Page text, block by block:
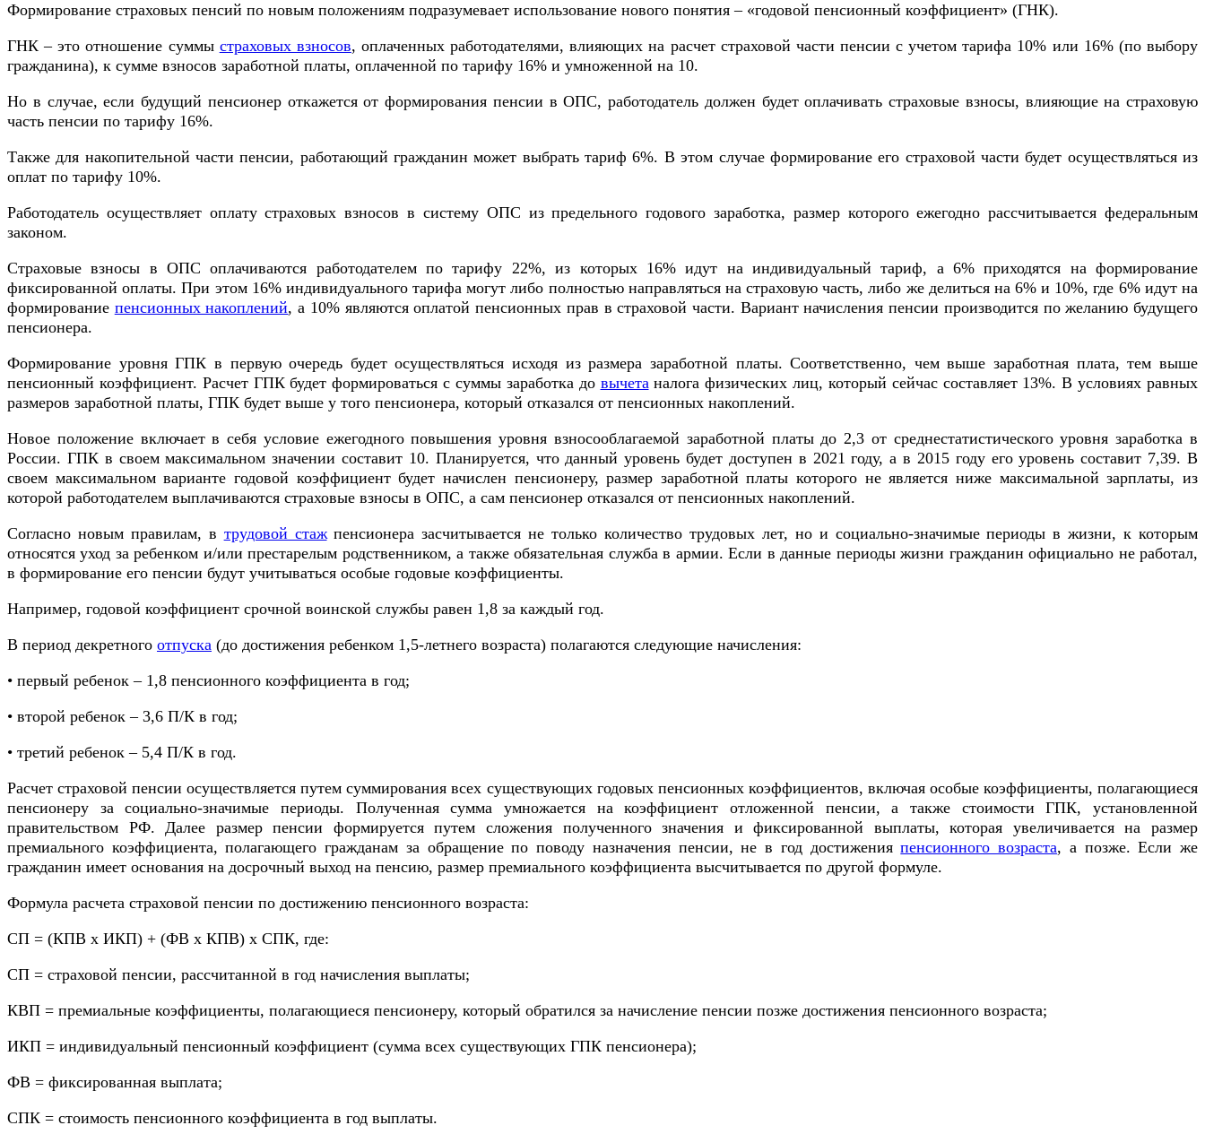
Формирование страховых пенсий по новым положениям подразумевает использование нового понятия – «годовой пенсионный коэффициент» (ГНК).
ГНК – это отношение суммы страховых взносов, оплаченных работодателями, влияющих на расчет страховой части пенсии с учетом тарифа 10% или 16% (по выбору
гражданина), к сумме взносов заработной платы, оплаченной по тарифу 16% и умноженной на 10.
Но в случае, если будущий пенсионер откажется от формирования пенсии в ОПС, работодатель должен будет оплачивать страховые взносы, влияющие на страховую
часть пенсии по тарифу 16%.
Также для накопительной части пенсии, работающий гражданин может выбрать тариф 6%. В этом случае формирование его страховой части будет осуществляться из
оплат по тарифу 10%.
Работодатель осуществляет оплату страховых взносов в систему ОПС из предельного годового заработка, размер которого ежегодно рассчитывается федеральным
законом.
Страховые взносы в ОПС оплачиваются работодателем по тарифу 22%, из которых 16% идут на индивидуальный тариф, а 6% приходятся на формирование
фиксированной оплаты. При этом 16% индивидуального тарифа могут либо полностью направляться на страховую часть, либо же делиться на 6% и 10%, где 6% идут на
формирование пенсионных накоплений, а 10% являются оплатой пенсионных прав в страховой части. Вариант начисления пенсии производится по желанию будущего
пенсионера.
Формирование уровня ГПК в первую очередь будет осуществляться исходя из размера заработной платы. Соответственно, чем выше заработная плата, тем выше
пенсионный коэффициент. Расчет ГПК будет формироваться с суммы заработка до вычетаналога физических лиц, который сейчас составляет 13%. В условиях равных
размеров заработной платы, ГПК будет выше у того пенсионера, который отказался от пенсионных накоплений.
Новое положение включает в себя условие ежегодного повышения уровня взносооблагаемой заработной платы до 2,3 от среднестатистического уровня заработка в
России. ГПК в своем максимальном значении составит 10. Планируется, что данный уровень будет доступен в 2021 году, а в 2015 году его уровень составит 7,39. В
своем максимальном варианте годовой коэффициент будет начислен пенсионеру, размер заработной платы которого не является ниже максимальной зарплаты, из
которой работодателем выплачиваются страховые взносы в ОПС, а сам пенсионер отказался от пенсионных накоплений.
Согласно новым правилам, в трудовой стажпенсионера засчитывается не только количество трудовых лет, но и социально-значимые периоды в жизни, к которым
относятся уход за ребенком и/или престарелым родственником, а также обязательная служба в армии. Если в данные периоды жизни гражданин официально не работал,
в формирование его пенсии будут учитываться особые годовые коэффициенты.
Например, годовой коэффициент срочной воинской службы равен 1,8 за каждый год.
В период декретного отпуска (до достижения ребенком 1,5-летнего возраста) полагаются следующие начисления:
• первый ребенок – 1,8 пенсионного коэффициента в год;
• второй ребенок – 3,6 П/К в год;
• третий ребенок – 5,4 П/К в год.
Расчет страховой пенсии осуществляется путем суммирования всех существующих годовых пенсионных коэффициентов, включая особые коэффициенты, полагающиеся
пенсионеру за социально-значимые периоды. Полученная сумма умножается на коэффициент отложенной пенсии, а также стоимости ГПК, установленной
правительством РФ. Далее размер пенсии формируется путем сложения полученного значения и фиксированной выплаты, которая увеличивается на размер
премиального коэффициента, полагающего гражданам за обращение по поводу назначения пенсии, не в год достиженияпенсионного возраста, а позже. Если же
гражданин имеет основания на досрочный выход на пенсию, размер премиального коэффициента высчитывается по другой формуле.
Формула расчета страховой пенсии по достижению пенсионного возраста:
СП = (КПВ х ИКП) + (ФВ х КПВ) х СПК, где:
СП = страховой пенсии, рассчитанной в год начисления выплаты;
КВП = премиальные коэффициенты, полагающиеся пенсионеру, который обратился за начисление пенсии позже достижения пенсионного возраста;
ИКП = индивидуальный пенсионный коэффициент (сумма всех существующих ГПК пенсионера);
ФВ = фиксированная выплата;
СПК = стоимость пенсионного коэффициента в год выплаты.